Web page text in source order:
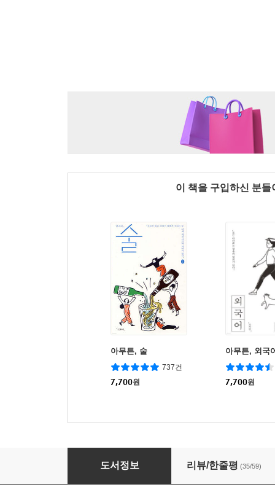
이 책을 구입하신 분
아무튼, 술
737건
7,700원
아무튼, 외국
7,700원
아무튼, 문구
도서정보 리뷰/한줄평 (35/59)